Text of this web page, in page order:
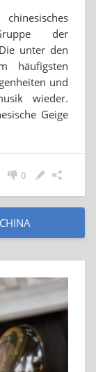
der
unter den
häufigsten
und
wieder.
Geige
0